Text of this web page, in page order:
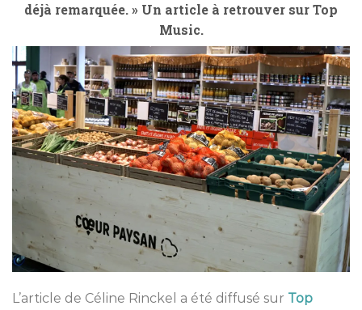
déjà remarquée. » Un article à retrouver sur Top
Music.
L’article de Céline Rinckel a été diffusé sur Top